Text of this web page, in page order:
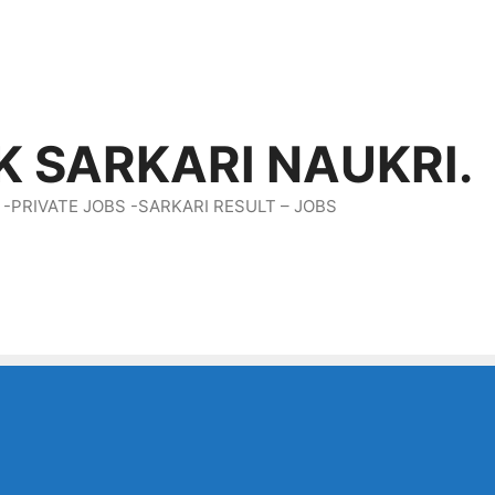
SARKARI NAUKRI.
PRIVATE JOBS -SARKARI RESULT – JOBS